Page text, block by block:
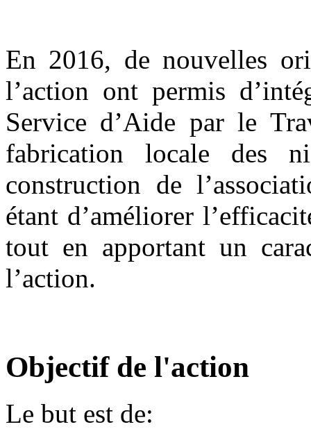
En 2016, de nouvelles
l’action ont permis
Service d’Aide par le
fabrication locale des
construction de
étant d’améliorer
tout en apportant un
l’action.
Objectif de l'action
Le but est de: